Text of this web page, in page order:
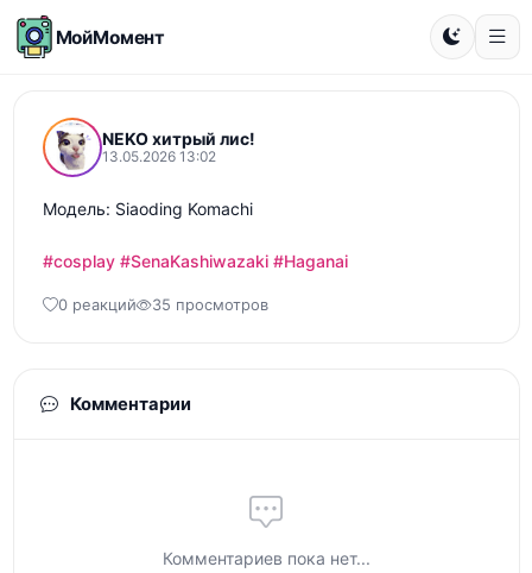
МойМомент
NEKO хитрый лис!
13.05.2026 13:02
Модель: Siaoding Komachi
#cosplay #SenaKashiwazaki #Haganai
0 реакций 35 просмотров
Комментарии
Комментариев пока нет...